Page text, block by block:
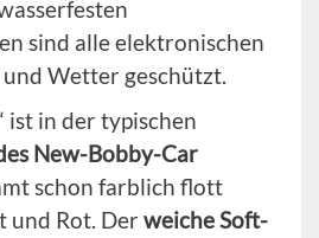
sind alle elektronischen
Wetter geschützt.
ist in der typischen
New-Bobby-Car
schon farblich flott
und Rot. Derweiche Soft-